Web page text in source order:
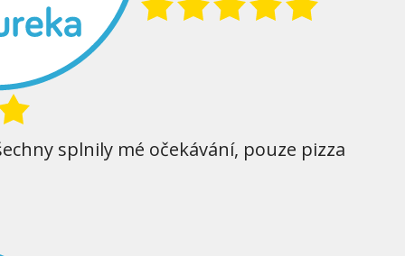
splnily mé očekávání, pouze pizza